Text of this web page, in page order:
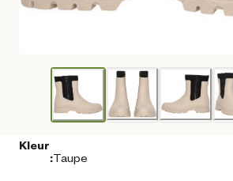
Kleur
:Taupe